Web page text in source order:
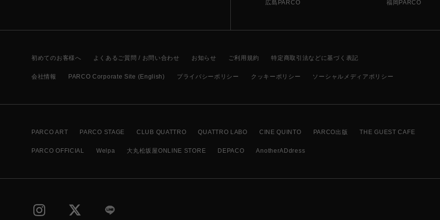
広島PARCO
福岡PARCO
初めてのお客様へ よくあるご質問 / お問い合わせ お知らせ ご利用規約 特定商取引法などに基づく表記
会社情報 PARCO Corporate Site (English) プライバシーポリシー クッキーポリシー ソーシャルメディアポリシー
PARCO ART PARCO STAGE CLUB QUATTRO QUATTRO LABO CINE QUINTO PARCO出版 THE GUEST CAFE
PARCO OFFICIAL Welpa 大丸松坂屋ONLINE STORE DEPACO AnotherADdress